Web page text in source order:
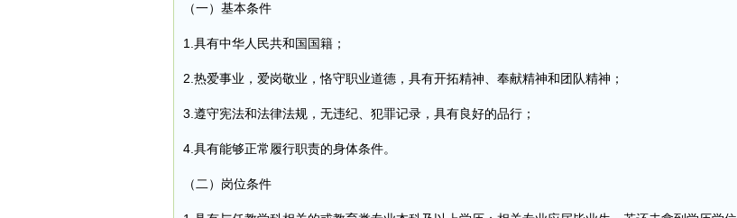
（一）基本条件
1.具有中华人民共和国国籍；
2.热爱事业，爱岗敬业，恪守职业道德，具有开拓精神、奉献精神和团队精神；
3.遵守宪法和法律法规，无违纪、犯罪记录，具有良好的品行；
4.具有能够正常履行职责的身体条件。
（二）岗位条件